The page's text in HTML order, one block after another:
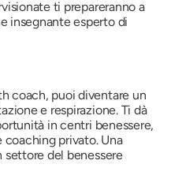
ti prepareranno a
insegnante esperto di
coach, puoi diventare un
e respirazione. Ti dà
in centri benessere,
privato. Una
del benessere